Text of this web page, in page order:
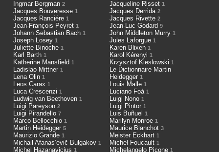
Ingmar Bergman 2 Jacqueline Risset 1
Jacques Bouveresse 1 Jacques Derrida 2
Jacques Ranciére 1 Jacques Rivette 2
Jean-François Peyret 1 Jean-Luc Godard 9
Johann Sebastian Bach 1 John Middleton Murry 1
Joseph Losey 1 Jules Laforgue 1
Juliette Binoche 1 Karen Blixen 1
Karl Barth 1 Karol Kérenyi 1
Katherine Mansfield 1 Krzysztof Kieslowski 1
Ladislao Mittner 1
Le Dictionnaire Martin
Heidegger 1
Lena Olin 1
Leos Carax 1 Louis Malle 1
Luca Crescenzi 1 Luciano Foà 1
Ludwig van Beethoven 1 Luigi Nono 1
Luigi Pareyson 2 Luigi Pintor 1
Luigi Pirandello 7 Luis Buñuel 1
Marco Bellocchio 1 Marilyn Monroe 1
Martin Heidegger 5 Maurice Blanchot 3
Maurizio Grande 1 Meister Eckhart 1
Michail Afanas’evič Bulgakov 1 Michel Foucault 1
Michel Hazanavicius 1 Michelangelo Picone 1